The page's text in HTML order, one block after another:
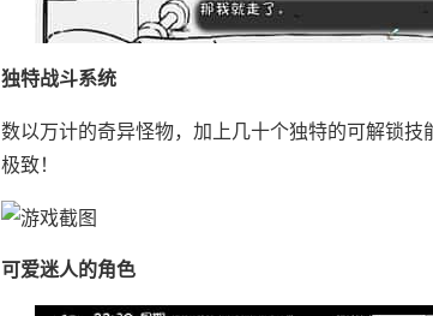
独特战斗系统
数以万计的奇异怪物，加上几十个独特的可解锁
极致！
可爱迷人的角色